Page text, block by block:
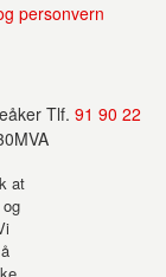
personvern
Tlf. 91 90 22
at